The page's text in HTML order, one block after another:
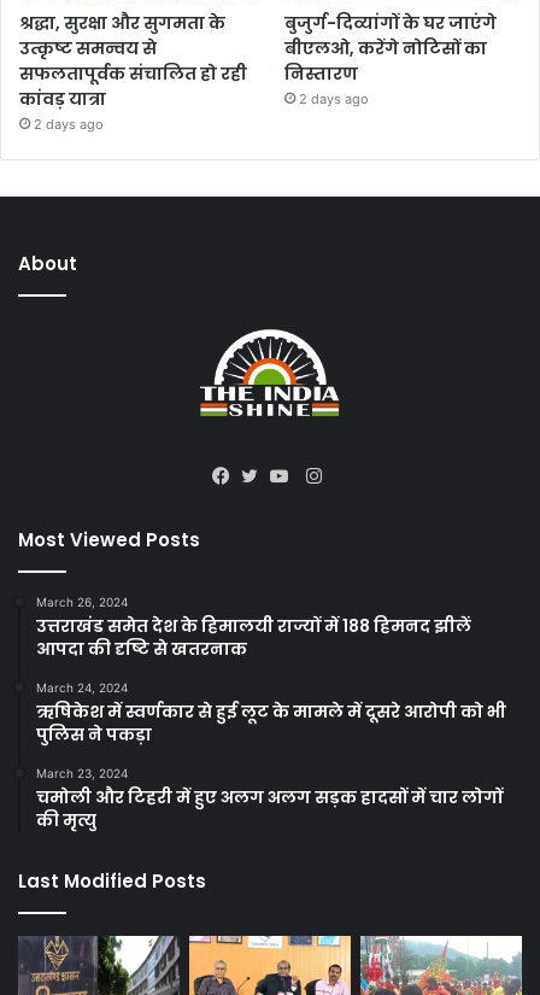
श्रद्धा, सुरक्षा और सुगमता के
उत्कृष्ट समन्वय से
सफलतापूर्वक संचालित हो रही
कांवड़ यात्रा
2 days ago
बुजुर्ग-दिव्यांगों के घर जाएंगे
बीएलओ, करेंगे नोटिसों का
निस्तारण
2 days ago
About
Instagram
Most Viewed Posts
March 26, 2024
उत्तराखंड समेत देश के हिमालयी राज्यों में 188 हिमनद झीलें
आपदा की दृष्टि से खतरनाक
March 24, 2024
ऋषिकेश में स्वर्णकार से हुई लूट के मामले में दूसरे आरोपी को भी
पुलिस ने पकड़ा
March 23, 2024
चमोली और टिहरी में हुए अलग अलग सड़क हादसों में चार लोगों
की मृत्यु
Last Modified Posts